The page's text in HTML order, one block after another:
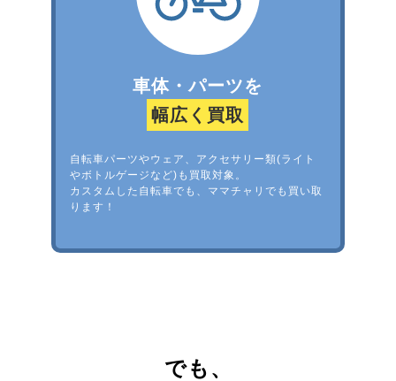
車体・パーツを
幅広く買取
自転車パーツやウェア、アクセサリー類(ライト
やボトルゲージなど)も買取対象。
カスタムした自転車でも、ママチャリでも買い取
ります！
でも、